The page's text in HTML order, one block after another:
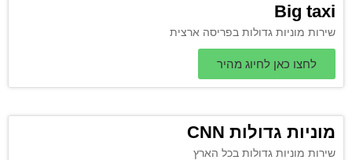
Big taxi
שירות מוניות גדולות בפריסה ארצית
לחצו כאן לחיוג מהיר
מוניות גדולות CNN
שירות מוניות גדולות בכל הארץ